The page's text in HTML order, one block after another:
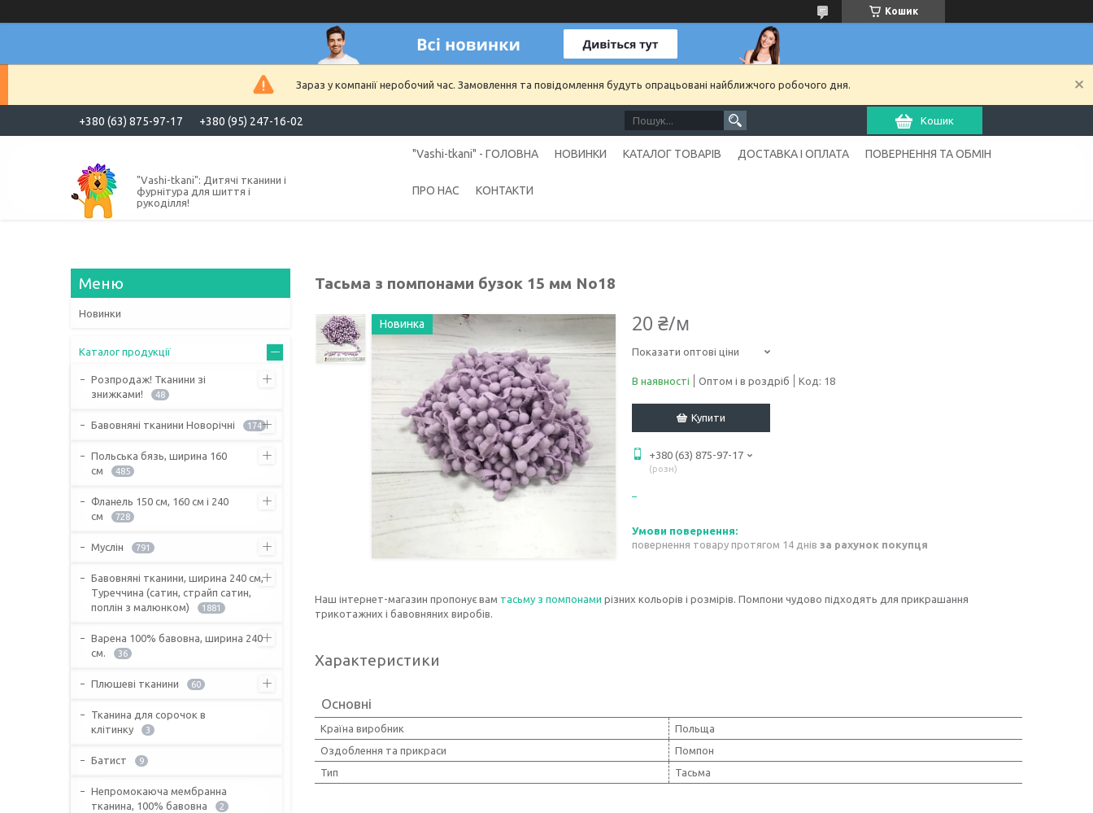
Кошик
Зараз у компанії неробочий час. Замовлення та повідомлення будуть опрацьовані найближчого робочого дня.
+380 (63) 875-97-17 +380 (95) 247-16-02 Кошик
"Vashi-tkani": Дитячі тканини і
фурнітура для шиття і
рукоділля!
"Vashi-tkani" - ГОЛОВНА НОВИНКИ КАТАЛОГ ТОВАРІВ ДОСТАВКА І ОПЛАТА ПОВЕРНЕННЯ ТА ОБМІН
ПРО НАС КОНТАКТИ
Тасьма з помпонами бузок 15 мм No18
Новинка 20 ₴/м
Показати оптові ціни
В наявності Оптом і в роздріб Код: 18
Купити
+380 (63) 875-97-17
розн
повернення товару протягом 14 днів за рахунок покупця
Наш інтернет-магазин пропонує вам тасьму з помпонами різних кольорів і розмірів. Помпони чудово підходять для прикрашання
трикотажних і бавовняних виробів.
Характеристики
Основні
Країна виробник
Польща
Оздоблення та прикраси
Помпон
Тип
Тасьма
Новинки
Каталог продукції
Розпродаж! Тканини зі
знижками!
48
Бавовняні тканини Новорічні 174
Польська бязь, ширина 160
см
485
Фланель 150 см, 160 см і 240
см
728
Муслін 791
Бавовняні тканини, ширина 240 см,
Туреччина (сатин, страйп сатин,
поплін з малюнком)
1881
Варена 100% бавовна, ширина 240
см.
36
Плюшеві тканини 60
Тканина для сорочок в
клітинку
3
Батист 9
Непромокаюча мембранна
тканина, 100% бавовна
2